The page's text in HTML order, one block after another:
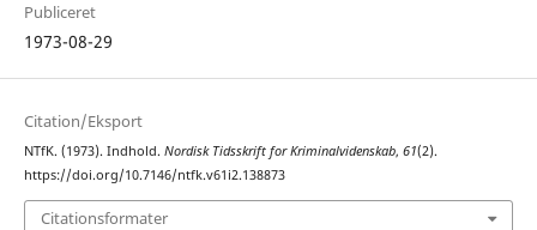
Publiceret
1973-08-29
Citation/Eksport
NTfK. (1973). Indhold. Nordisk Tidsskrift for Kriminalvidenskab, 61(2).
https://doi.org/10.7146/ntfk.v61i2.138873
Citationsformater